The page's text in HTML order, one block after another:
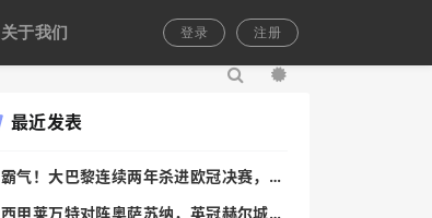
关于我们 登录 注册
最近发表
霸气！大巴黎连续两年杀进欧冠决赛，王
西甲莱万特对阵奥萨苏纳，英冠赫尔城迎